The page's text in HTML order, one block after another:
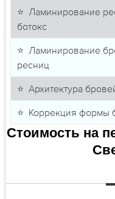
⭐ Ламинирование
ботокс
⭐ Ламинирование
ресниц
⭐ Архитектура
⭐ Коррекция формы
Стоимость на